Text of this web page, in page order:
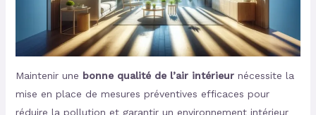
Maintenir une bonne qualité de l’air intérieurnécessite la
mise en place de mesures préventives efficaces pour
réduire la pollution et garantir un environnement intérieur